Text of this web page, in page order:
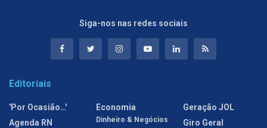
Siga-nos nas redes sociais
Editoriais
'Por Ocasião…'
Agenda RN
Economia
Dinheiro & Negócios
Geração JOL
Giro Geral